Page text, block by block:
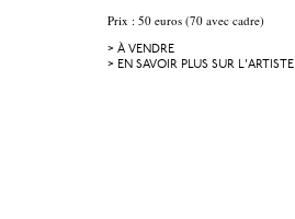
Prix : 50 euros (70 avec cadre)
> À VENDRE
> EN SAVOIR PLUS SUR L'ARTISTE